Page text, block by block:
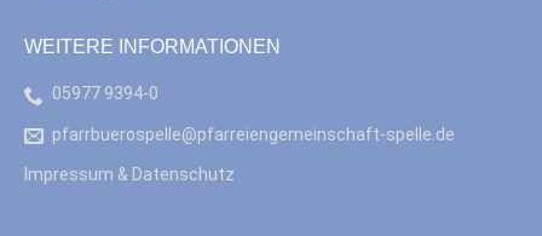
WEITERE INFORMATIONEN
05977 9394-0
pfarrbuerospelle@pfarreiengemeinschaft-spelle.de
Impressum & Datenschutz